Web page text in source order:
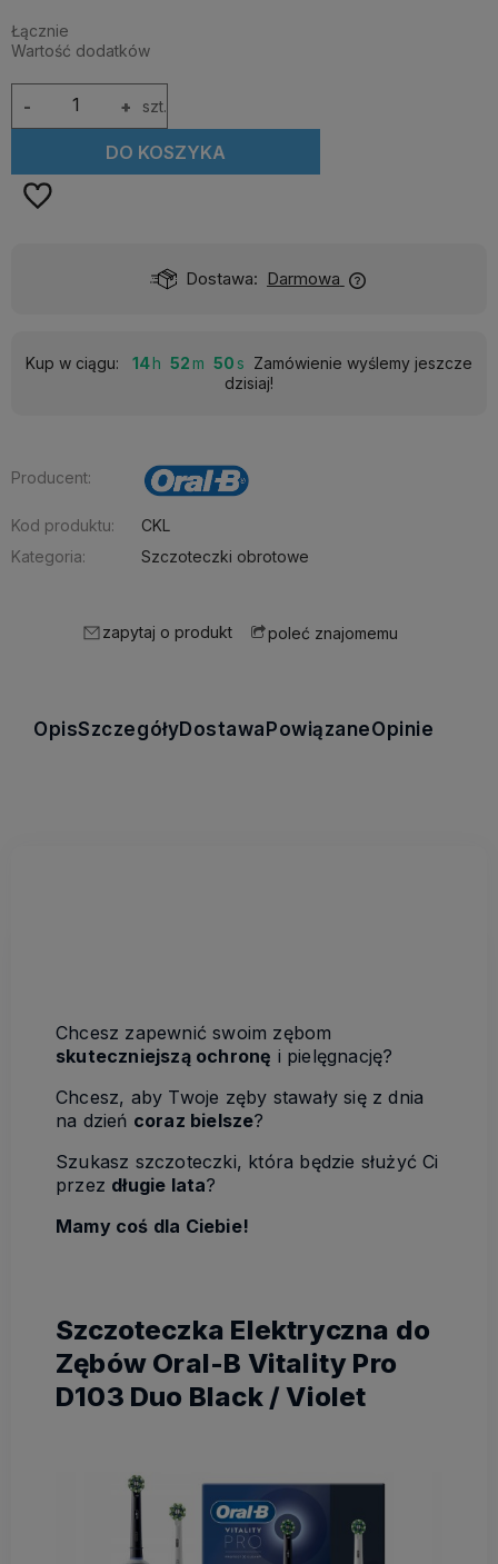
Łącznie
Wartość dodatków
+
- szt.
DO KOSZYKA
Dostawa: Darmowa
Kup w ciągu: 14 52 48
Zamówienie wyślemy jeszcze
dzisiaj!
Producent:
Kod produktu:
CKL
Kategoria:
Szczoteczki obrotowe
zapytaj o produkt poleć znajomemu
OpisSzczegółyDostawa PowiązaneOpinie
Chcesz zapewnić swoim zębom
skuteczniejszą ochronę i pielęgnację?
Chcesz, aby Twoje zęby stawały się z dnia
na dzień coraz bielsze?
Szukasz szczoteczki, która będzie służyć Ci
przez długie lata?
Mamy coś dla Ciebie!
Szczoteczka Elektryczna do
Zębów Oral-B Vitality Pro
D103 Duo Black / Violet